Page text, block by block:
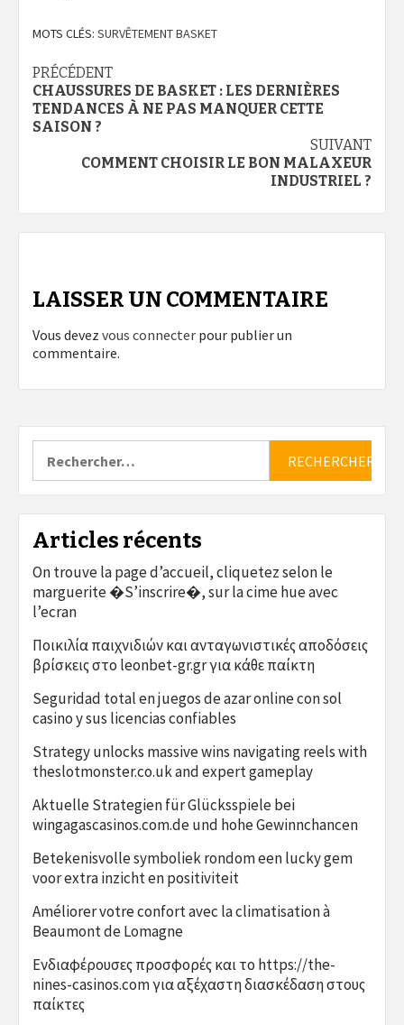
MOTS CLÉS: SURVÊTEMENT BASKET
Navigation
d’article
PRÉCÉDENT
CHAUSSURES DE BASKET : LES DERNIÈRES
TENDANCES À NE PAS MANQUER CETTE
SAISON ?
SUIVANT
COMMENT CHOISIR LE BON MALAXEUR
INDUSTRIEL ?
LAISSER UN COMMENTAIRE
Vous devez vous connecter pour publier un
commentaire.
Articles récents
On trouve la page d’accueil, cliquetez selon le
marguerite �S’inscrire�, sur la cime hue avec
l’ecran
Ποικιλία παιχνιδιών και ανταγωνιστικές αποδόσεις
βρίσκεις στο leonbet-gr.gr για κάθε παίκτη
Seguridad total en juegos de azar online con sol
casino y sus licencias confiables
Strategy unlocks massive wins navigating reels with
theslotmonster.co.uk and expert gameplay
Aktuelle Strategien für Glücksspiele bei
wingagascasinos.com.de und hohe Gewinnchancen
Betekenisvolle symboliek rondom een lucky gem
voor extra inzicht en positiviteit
Améliorer votre confort avec la climatisation à
Beaumont de Lomagne
Ενδιαφέρουσες προσφορές και το https://the-
nines-casinos.com για αξέχαστη διασκέδαση στους
παίκτες